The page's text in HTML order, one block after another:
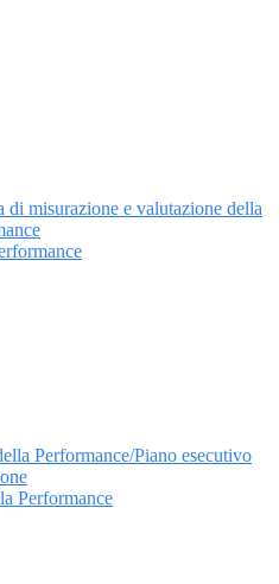
di misurazione e valutazione della
Performance/Piano esecutivo
Performance